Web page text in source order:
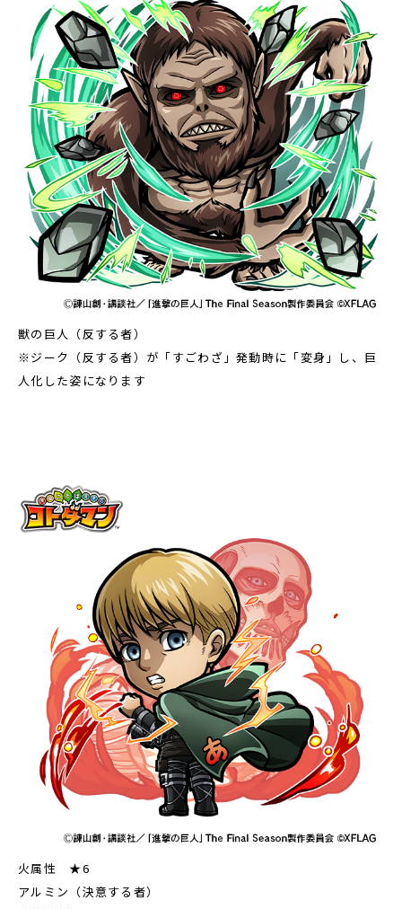
獣の巨人（反する者）
※ジーク（反する者）が「すごわざ」発動時に「変身」し、巨
人化した姿になります
火属性 ★6
アルミン（決意する者）